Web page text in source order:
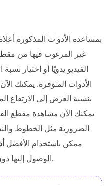
بمساعدة الأدوات المذكورة
غير المرغوب فيها من
الفيديو يدويًا أو اختيار
الأدوات المتوفرة. يمكنك
بنسبة العرض إلى الارتفاع
يمكنك الآن مشاهدة مقطع
الضرورية مثل الخطوط
ممكن باستخدام الأفضل
الوصول إليها دون اتصال بالإنترنت وعبر الإنترنت.